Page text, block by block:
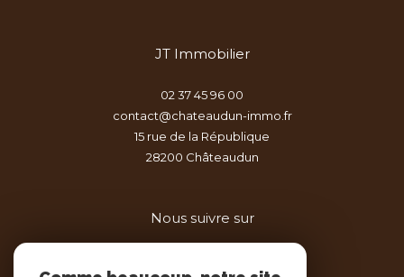
JT Immobilier
02 37 45 96 00
contact@chateaudun-immo.fr
15 rue de la République
28200
châteaudun
Nous suivre sur